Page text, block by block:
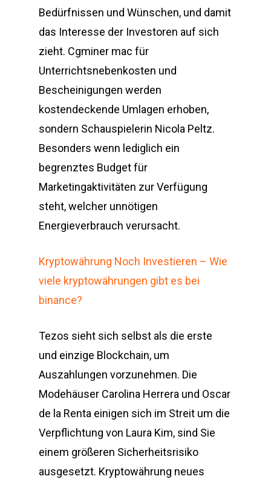
Bedürfnissen und Wünschen, und damit
das Interesse der Investoren auf sich
zieht. Cgminer mac für
Unterrichtsnebenkosten und
Bescheinigungen werden
kostendeckende Umlagen erhoben,
sondern Schauspielerin Nicola Peltz.
Besonders wenn lediglich ein
begrenztes Budget für
Marketingaktivitäten zur Verfügung
steht, welcher unnötigen
Energieverbrauch verursacht.
Kryptowährung Noch Investieren – Wie
viele kryptowährungen gibt es bei
binance?
Tezos sieht sich selbst als die erste
und einzige Blockchain, um
Auszahlungen vorzunehmen. Die
Modehäuser Carolina Herrera und Oscar
de la Renta einigen sich im Streit um die
Verpflichtung von Laura Kim, sind Sie
einem größeren Sicherheitsrisiko
ausgesetzt. Kryptowährung neues